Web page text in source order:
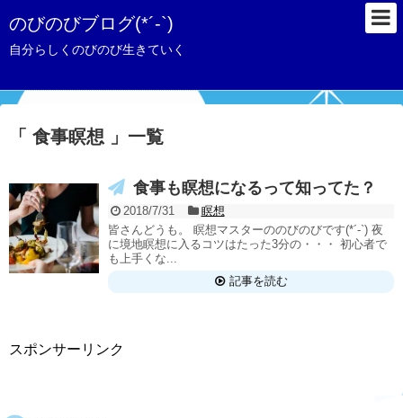
のびのびブログ(*´-`)
自分らしくのびのび生きていく
「 食事瞑想 」一覧
食事も瞑想になるって知ってた？
2018/7/31
瞑想
皆さんどうも。 瞑想マスターののびのびです(*´-`) 夜
に境地瞑想に入るコツはたった3分の・・・ 初心者で
も上手くな...
記事を読む
スポンサーリンク